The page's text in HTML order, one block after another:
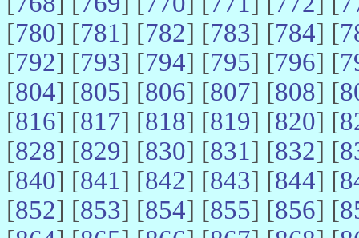
[780] [781] [782] [783] [784] [
[792] [793] [794] [795] [796] [
[804] [805] [806] [807] [808] [
[816] [817] [818] [819] [820] [
[828] [829] [830] [831] [832] [
[840] [841] [842] [843] [844] [
[852] [853] [854] [855] [856] [